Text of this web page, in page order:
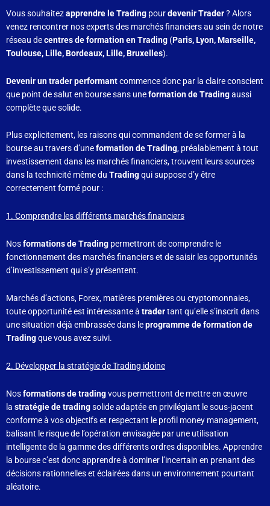
Vous souhaitezapprendre le Trading pourdevenir Trader? Alors
venez rencontrer nos experts des marchés financiers au sein de notre
réseau decentres de formation en Trading (Paris, Lyon, Marseille,
Toulouse, Lille, Bordeaux, Lille, Bruxelles).
Devenir un trader performantcommence donc par la claire conscient
que point de salut en bourse sans uneformation de Tradingaussi
complète que solide.
Plus explicitement, les raisons qui commandent de se former à la
bourse au travers d’uneformation de Trading, préalablement à tout
investissement dans les marchés financiers, trouvent leurs sources
dans la technicité même du Tradingqui suppose d’y être
correctement formé pour :
1. Comprendre les différents marchés financiers
Nosformations de Trading permettront de comprendre le
fonctionnement des marchés financiers et de saisir les opportunités
d’investissement qui s’y présentent.
Marchés d’actions, Forex, matières premières ou cryptomonnaies,
toute opportunité est intéressante à tradertant qu’elle s’inscrit dans
une situation déjà embrassée dans leprogramme de formation de
Tradingque vous avez suivi.
2. Développer la stratégie de Trading idoine
Nosformations de tradingvous permettront de mettre en œuvre
la stratégie de tradingsolide adaptée en privilégiant le sous-jacent
conforme à vos objectifs et respectant le profil money management,
balisant le risque de l’opération envisagée par une utilisation
intelligente de la gamme des différents ordres disponibles. Apprendre
la bourse c’est donc apprendre à dominer l’incertain en prenant des
décisions rationnelles et éclairées dans un environnement pourtant
aléatoire.